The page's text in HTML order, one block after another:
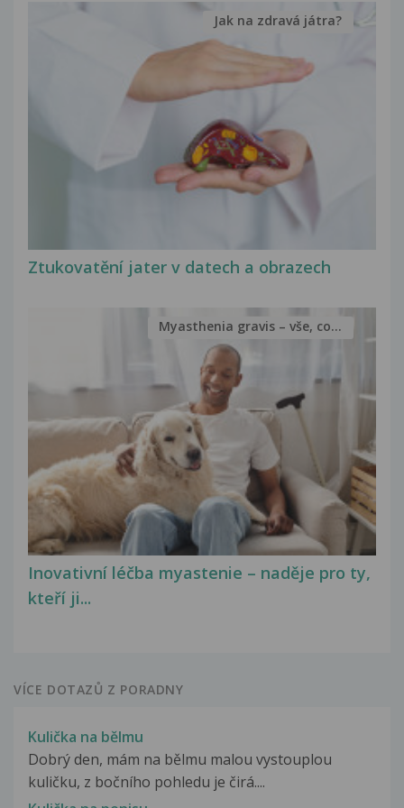
Ztukovatění jater v datech a obrazech
Jak na zdravá játra?
Inovativní léčba myastenie – naděje pro ty,
kteří ji...
Myasthenia gravis – vše, co...
VÍCE DOTAZŮ Z PORADNY
Kulička na bělmu
Dobrý den, mám na bělmu malou vystouplou
kuličku, z bočního pohledu je čirá....